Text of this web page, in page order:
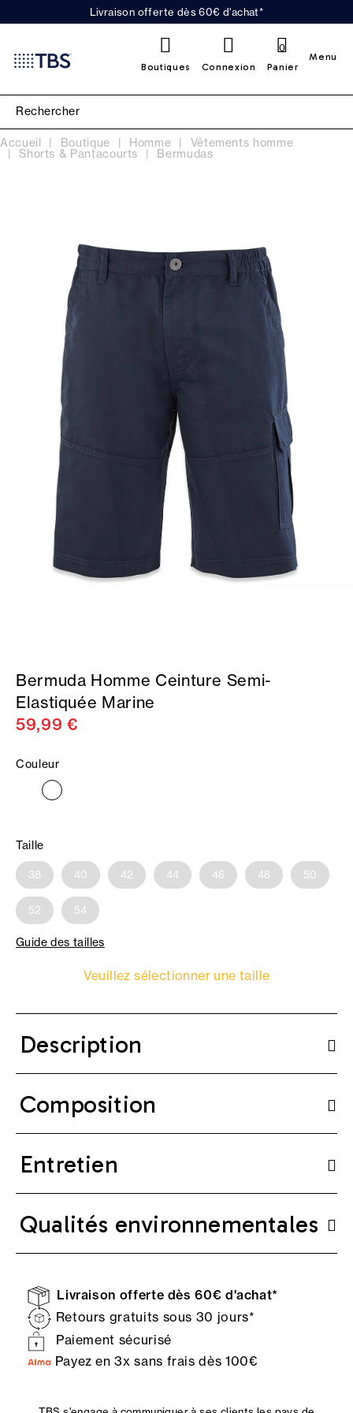
Livraison offerte dès 60€ d'achat*
Boutiques Connexion Panier
0
Menu
Accueil Boutique Homme Vêtements homme
Shorts & Pantacourts Bermudas
Bermuda Homme Ceinture Semi-
Elastiquée Marine
59,99 €
Couleur
Taille
38 40 42 44 46 48 50
52 54
Guide des tailles
Veuillez sélectionner une taille
Description
Composition
Entretien
Qualités environnementales
Livraison offerte dès 60€ d'achat*
Retours gratuits sous 30 jours*
Paiement sécurisé
Payez en 3x sans frais dès 100€